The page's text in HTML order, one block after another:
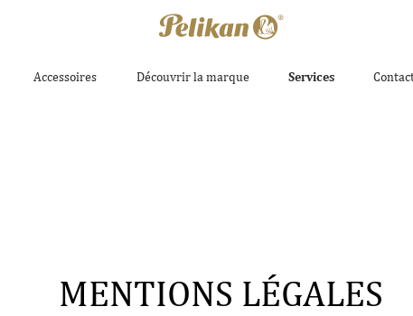
Accessoires Découvrir la marque Services
MENTIONS LÉGALES